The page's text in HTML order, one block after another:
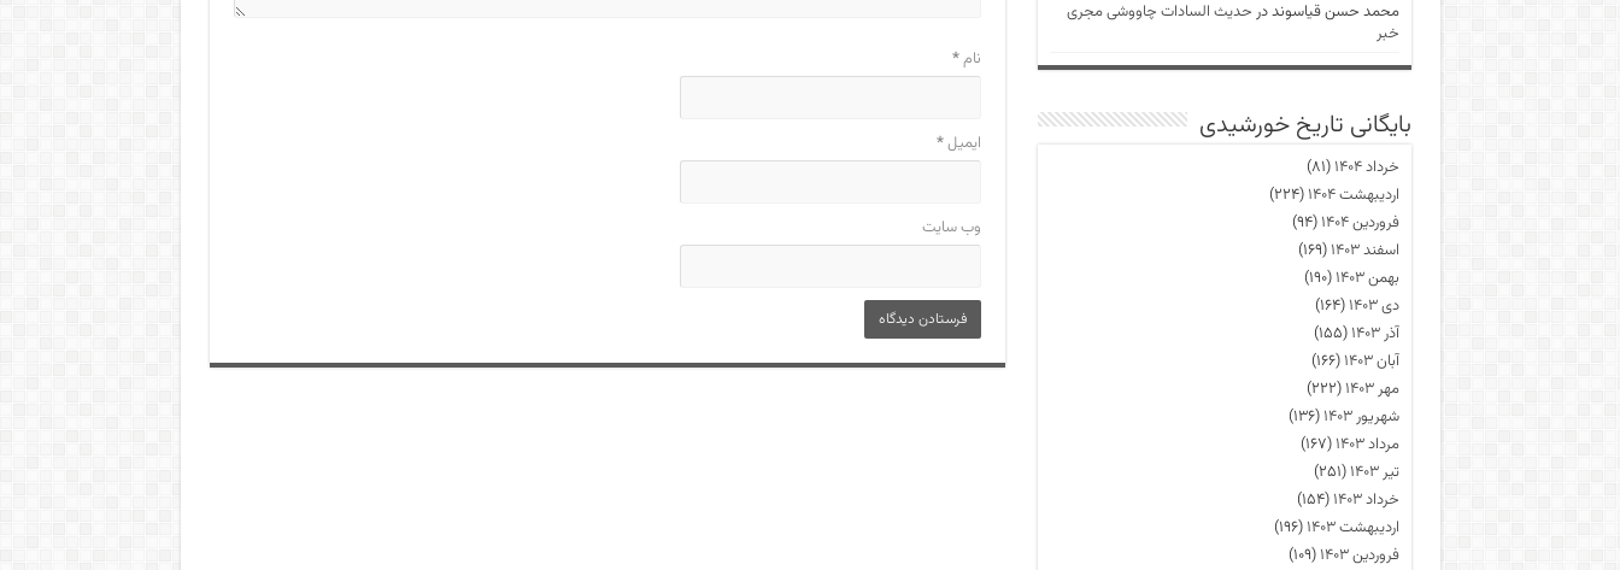
نام*
ایمیل*
وب‌ سایت
محمد حسن قیاسونددر حدیث السادات چاووشی مجری
خبر
بایگانی تاریخ خورشیدی
خرداد ۱۴۰۴
(۸۱)
اردیبهشت ۱۴۰۴
(۲۲۴)
فروردین ۱۴۰۴
(۹۴)
اسفند ۱۴۰۳
(۱۶۹)
بهمن ۱۴۰۳
(۱۹۰)
دی ۱۴۰۳
(۱۶۴)
آذر ۱۴۰۳
(۱۵۵)
آبان ۱۴۰۳
(۱۶۶)
مهر ۱۴۰۳
(۲۲۲)
شهریور ۱۴۰۳
(۱۳۶)
مرداد ۱۴۰۳
(۱۶۷)
تیر ۱۴۰۳
(۲۵۱)
خرداد ۱۴۰۳
(۱۵۴)
اردیبهشت ۱۴۰۳
(۱۹۶)
فروردین ۱۴۰۳
(۱۰۹)